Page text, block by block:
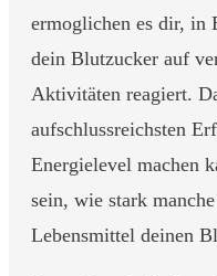
ermoglichen es dir, in
dein Blutzucker auf
Aktivitäten reagiert.
aufschlussreichsten
Energielevel machen
sein, wie stark
Lebensmittel deinen